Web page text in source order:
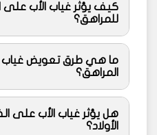
كيف يؤثر غياب الأب على
للمراهق؟
ما هي طرق تعويض غياب
المراهق؟
هل يؤثر غياب الأب على
الأولاد؟